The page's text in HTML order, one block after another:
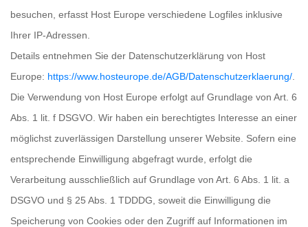
besuchen, erfasst Host Europe verschiedene Logfiles inklusive
Ihrer IP-Adressen.
Details entnehmen Sie der Datenschutzerklärung von Host
Europe: https://www.hosteurope.de/AGB/Datenschutzerklaerung/
Die Verwendung von Host Europe erfolgt auf Grundlage von Art. 6
Abs. 1 lit. f DSGVO. Wir haben ein berechtigtes Interesse an einer
möglichst zuverlässigen Darstellung unserer Website. Sofern eine
entsprechende Einwilligung abgefragt wurde, erfolgt die
Verarbeitung ausschließlich auf Grundlage von Art. 6 Abs. 1 lit. a
DSGVO und § 25 Abs. 1 TDDDG, soweit die Einwilligung die
Speicherung von Cookies oder den Zugriff auf Informationen im